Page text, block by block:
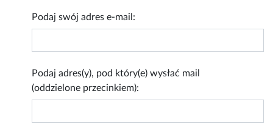
Podaj swój adres e-mail:
Podaj adres(y), pod który(e) wysłać mail
(oddzielone przecinkiem):